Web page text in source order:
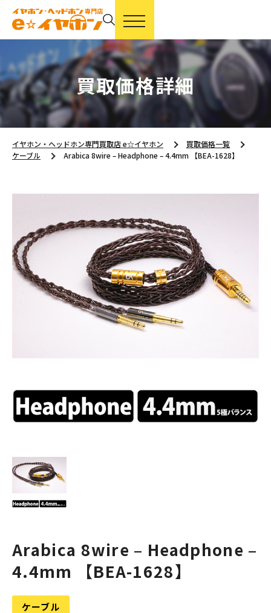
買取価格詳細
イヤホン・ヘッドホン専門買取店 e☆イヤホン
買取価格一覧
ケーブル
Arabica 8wire – Headphone – 4.4mm 【BEA-1628】
Arabica 8wire – Headphone –
4.4mm 【BEA-1628】
ケーブル